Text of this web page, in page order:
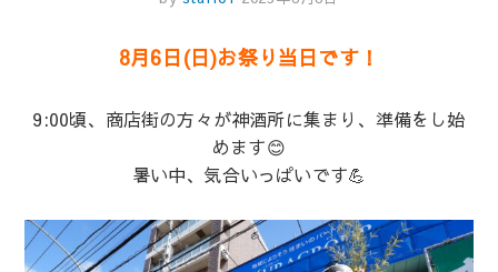
8月6日(日)お祭り当日です！
9:00頃、商店街の方々が神酒所に集まり、準備をし始
めます😊
暑い中、気合いっぱいです💪